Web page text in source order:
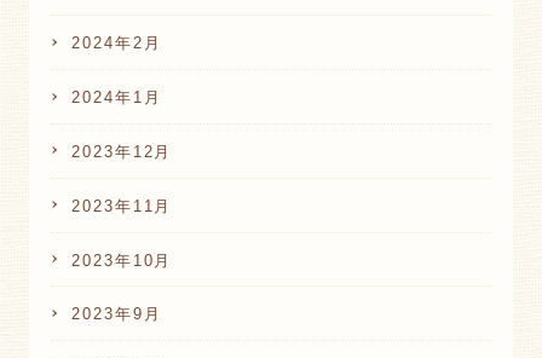
2024年2月
2024年1月
2023年12月
2023年11月
2023年10月
2023年9月